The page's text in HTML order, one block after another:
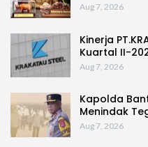
Aug 7, 2026
Kinerja
Kuartal II-
Aug 7, 2026
Kapolda
Menindak
Aug 7, 2026